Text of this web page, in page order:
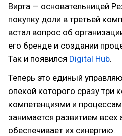
Вирта — основательницей
покупку доли в третьей
встал вопрос об
его бренде и создании
Так и появился Digital Hub.
Теперь это единый
опекой которого сразу три
компетенциями и
занимается развитием всех
обеспечивает их синергию.